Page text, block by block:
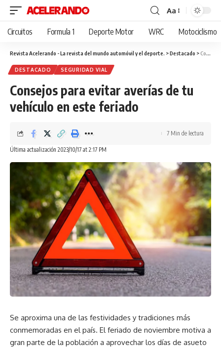
Cambiar
tamaño
fuente
Aa
Circuitos Formula 1 Deporte Motor WRC Motociclismo
Revista Acelerando - La revista del mundo automóvil y el deporte. >Destacado >Consejos para evitar averías de tu vehículo en este feriado
DESTACADO SEGURIDAD VIAL
Consejos para evitar averías de tu
vehículo en este feriado
Última actualización 2023/10/17 at 2:17 PM
7 Min de lectura
Se aproxima una de las festividades y tradiciones más
conmemoradas en el país. El feriado de noviembre motiva a
gran parte de la población a aprovechar los días de asueto